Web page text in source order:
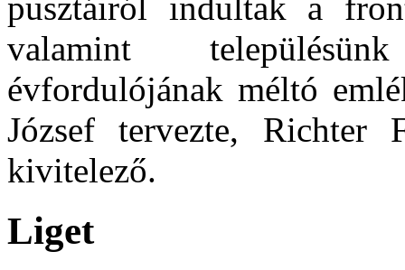
valamint
évfordulójának méltó
József tervezte,
kivitelező.
Liget